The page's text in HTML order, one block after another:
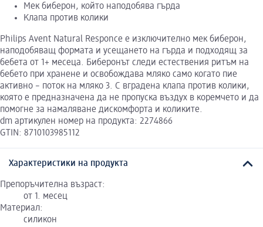
Мек биберон, който наподобява гърда
Kлапа против колики
Philips Avent Natural Responce е изключително мек биберон,
наподобяващ формата и усещането на гърда и подходящ за
бебета от 1+ месеца. Биберонът следи естествения ритъм на
бебето при хранене и освобождава мляко само когато пие
активно – поток на мляко 3. С вградена клапа против колики,
която е предназначена да не пропуска въздух в коремчето и да
помогне за намаляване дискомфорта и коликите.
dm артикулен номер на продукта: 2274866
GTIN: 8710103985112
Характеристики на продукта
Препоръчителна възраст:
от 1. месец
Материал:
силикон